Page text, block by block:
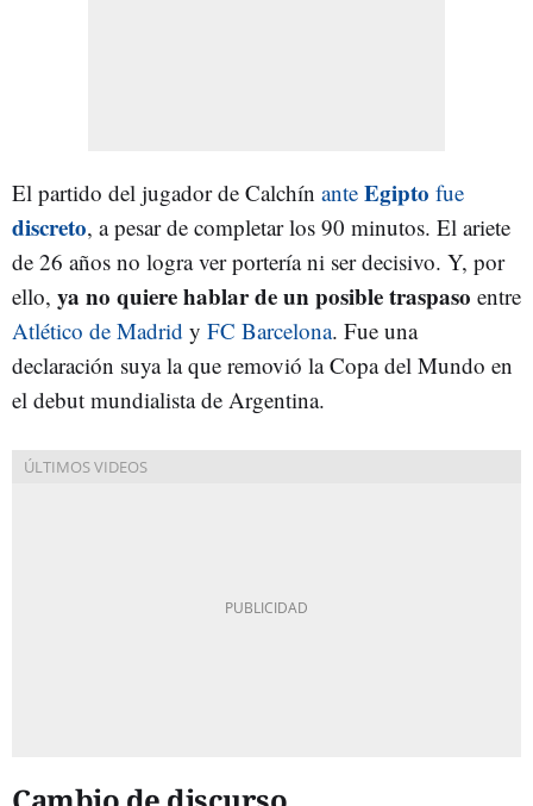
El partido del jugador de Calchín ante Egipto fue
discreto, a pesar de completar los 90 minutos. El ariete
de 26 años no logra ver portería ni ser decisivo. Y, por
ello, ya no quiere hablar de un posible traspaso entre
Atlético de Madrid y FC Barcelona. Fue una
declaración suya la que removió la Copa del Mundo en
el debut mundialista de Argentina.